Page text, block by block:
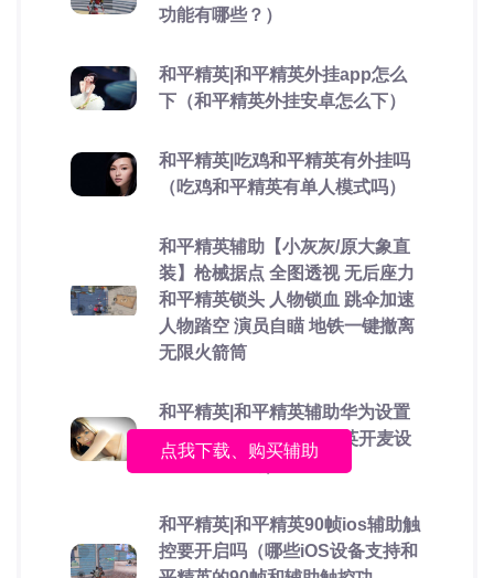
功能有哪些？）
和平精英|和平精英外挂app怎么
下（和平精英外挂安卓怎么下）
和平精英|吃鸡和平精英有外挂吗
（吃鸡和平精英有单人模式吗）
和平精英辅助【小灰灰/原大象直
装】枪械据点 全图透视 无后座力
和平精英锁头 人物锁血 跳伞加速
人物踏空 演员自瞄 地铁一键撤离
无限火箭筒
和平精英|和平精英辅助华为设置
免Root在哪里（和平精英开麦设
置在哪里华为）
和平精英|和平精英90帧ios辅助触
控要开启吗（哪些iOS设备支持和
点我下载、购买辅助